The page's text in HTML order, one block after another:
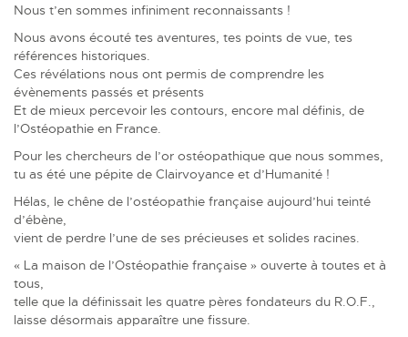
Nous t’en sommes infiniment reconnaissants !
Nous avons écouté tes aventures, tes points de vue, tes
références historiques.
Ces révélations nous ont permis de comprendre les
évènements passés et présents
Et de mieux percevoir les contours, encore mal définis, de
l’Ostéopathie en France.
Pour les chercheurs de l’or ostéopathique que nous sommes,
tu as été une pépite de Clairvoyance et d’Humanité !
Hélas, le chêne de l’ostéopathie française aujourd’hui teinté
d’ébène,
vient de perdre l’une de ses précieuses et solides racines.
« La maison de l’Ostéopathie française » ouverte à toutes et à
tous,
telle que la définissait les quatre pères fondateurs du R.O.F.,
laisse désormais apparaître une fissure.